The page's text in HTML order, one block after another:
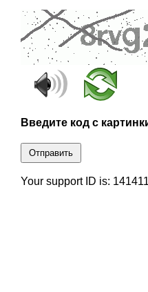
Введите код с
Отправить
Your support ID is: